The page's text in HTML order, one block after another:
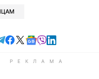
Читайте в Telegram
Читайте в Facebook
Читайте в X
Читайте в
Читайте в
Читайте в